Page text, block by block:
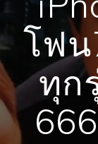
โฟน
ทุก